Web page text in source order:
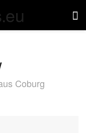
Coburg